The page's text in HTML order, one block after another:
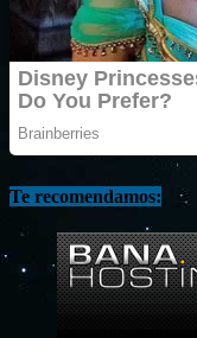
Te recomendamos: